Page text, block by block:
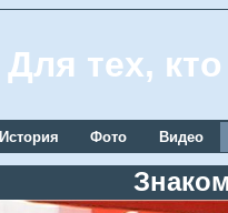
Для тех,
История Фото Видео